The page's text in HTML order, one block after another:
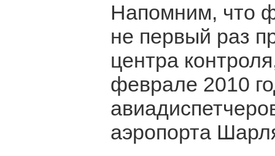
Напомним, что
не первый раз
центра
феврале 2010
аэропорта